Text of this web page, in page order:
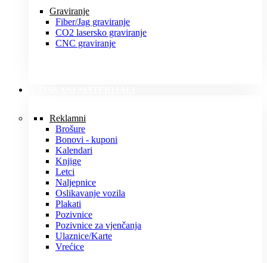
Graviranje
Fiber/Jag graviranje
CO2 lasersko graviranje
CNC graviranje
Reklamni
Brošure
Bonovi - kuponi
Kalendari
Knjige
Letci
Naljepnice
Oslikavanje vozila
Plakati
Pozivnice
Pozivnice za vjenčanja
Ulaznice/Karte
Vrećice